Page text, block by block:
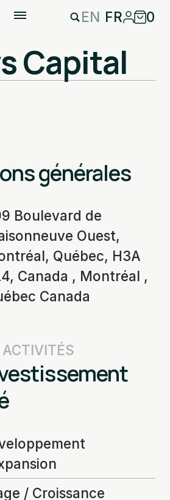
EN FR 0
Capital
générales
Boulevard de
Ouest,
Québec, H3A
Canada , Montréal ,
Canada
/ Croissance